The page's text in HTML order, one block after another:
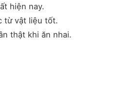
hiện nay.
từ vật liệu tốt.
thật khi ăn nhai.